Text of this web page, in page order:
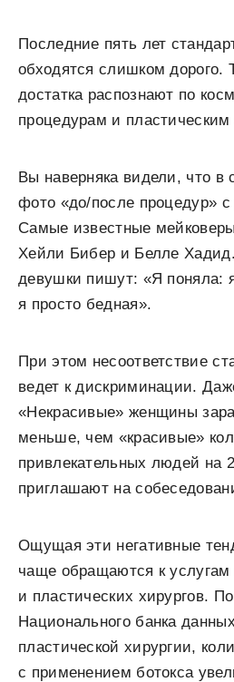
Последние пять лет
обходятся слишком дорого.
достатка распознают по
процедурам и
Вы наверняка видели, что в
фото «до/после процедур»
Самые известные
Хейли Бибер и Белле
девушки пишут: «Я поняла:
я просто бедная».
При этом несоответствие
ведет к дискриминации.
«Некрасивые» женщины
меньше, чем «красивые»
привлекательных людей на
приглашают на
Ощущая эти негативные
чаще обращаются к услугам
и пластических хирургов.
Национального банка
пластической хирургии,
с применением ботокса